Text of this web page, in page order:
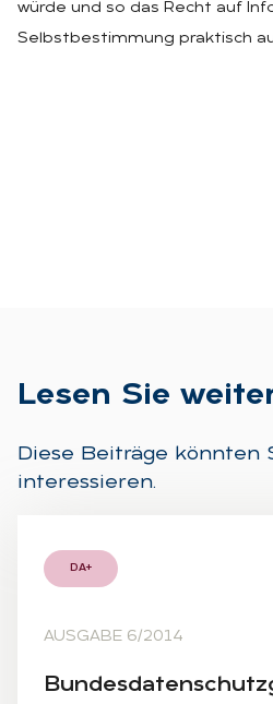
würde und so das Recht auf
Selbstbestimmung praktisch
Le­sen Sie
Diese Beiträge könnten
interessieren.
DA+
AUSGABE 6/2014